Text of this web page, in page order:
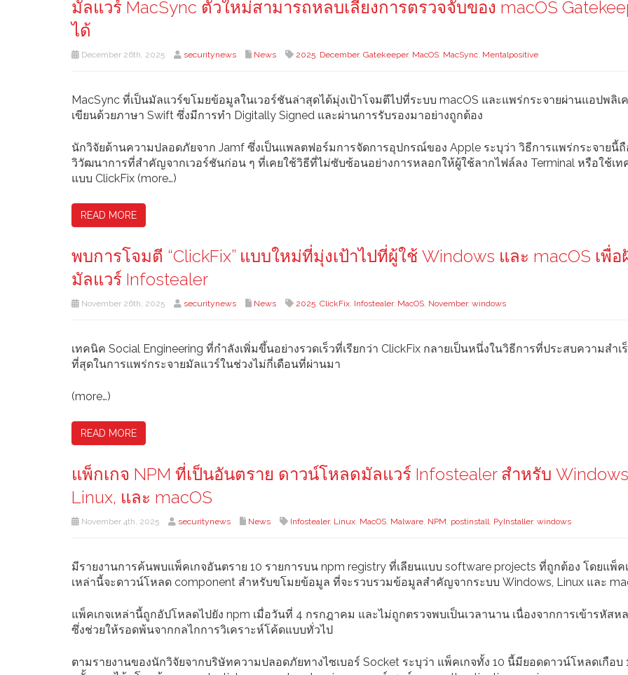
มัลแวร์ MacSync ตัวใหม่สามารถหลบเลี่ยงการตรวจจับของ macOS
ได้
December 26th, 2025 securitynews News 2025, December, Gatekeeper, MacOS, MacSync, Mentalpositive
MacSync ที่เป็นมัลแวร์ขโมยข้อมูลในเวอร์ชันล่าสุดได้มุ่งเป้าโจมตีไปที่ระบบ macOS และแพร่กระจายผ่านแอปพลิเ
เขียนด้วยภาษา Swift ซึ่งมีการทำ Digitally Signed และผ่านการรับรองมาอย่างถูกต้อง
นักวิจัยด้านความปลอดภัยจาก Jamf ซึ่งเป็นแพลตฟอร์มการจัดการอุปกรณ์ของ Apple ระบุว่า วิธีการแพร่กระจายนี้ถื
วิวัฒนาการที่สำคัญจากเวอร์ชันก่อน ๆ ที่เคยใช้วิธีที่ไม่ซับซ้อนอย่างการหลอกให้ผู้ใช้ลากไฟล์ลง Terminal หรือใช้เท
แบบ ClickFix (more…)
READ MORE
พบการโจมตี “ClickFix” แบบใหม่ที่มุ่งเป้าไปที่ผู้ใช้ Windows และ macOS เพื่อ
มัลแวร์ Infostealer
November 26th, 2025 securitynews News 2025, ClickFix, Infostealer, MacOS, November, windows
เทคนิค Social Engineering ที่กำลังเพิ่มขึ้นอย่างรวดเร็วที่เรียกว่า ClickFix กลายเป็นหนึ่งในวิธีการที่ประสบความสำเ
ที่สุดในการแพร่กระจายมัลแวร์ในช่วงไม่กี่เดือนที่ผ่านมา
(more…)
READ MORE
แพ็กเกจ NPM ที่เป็นอันตราย ดาวน์โหลดมัลแวร์ Infostealer สำหรับ
Linux, และ macOS
November 4th, 2025 securitynews News Infostealer, Linux, MacOS, Malware, NPM, postinstall, PyInstaller, windows
มีรายงานการค้นพบแพ็คเกจอันตราย 10 รายการบน npm registry ที่เลียนแบบ software projects ที่ถูกต้อง โดยแพ็ค
เหล่านี้จะดาวน์โหลด component สำหรับขโมยข้อมูล ที่จะรวบรวมข้อมูลสำคัญจากระบบ Windows, Linux และ
แพ็คเกจเหล่านี้ถูกอัปโหลดไปยัง npm เมื่อวันที่ 4 กรกฎาคม และไม่ถูกตรวจพบเป็นเวลานาน เนื่องจากการเข้ารหัสห
ซึ่งช่วยให้รอดพ้นจากกลไกการวิเคราะห์โค้ดแบบทั่วไป
ตามรายงานของนักวิจัยจากบริษัทความปลอดภัยทางไซเบอร์ Socket ระบุว่า แพ็คเกจทั้ง 10 นี้มียอดดาวน์โหลดเกือบ